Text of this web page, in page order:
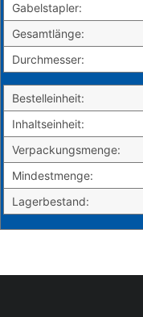
Gabelstapler:
Gesamtlänge:
Durchmesser:
Bestelleinheit:
Inhaltseinheit:
Verpackungsmenge:
Mindestmenge:
Lagerbestand: